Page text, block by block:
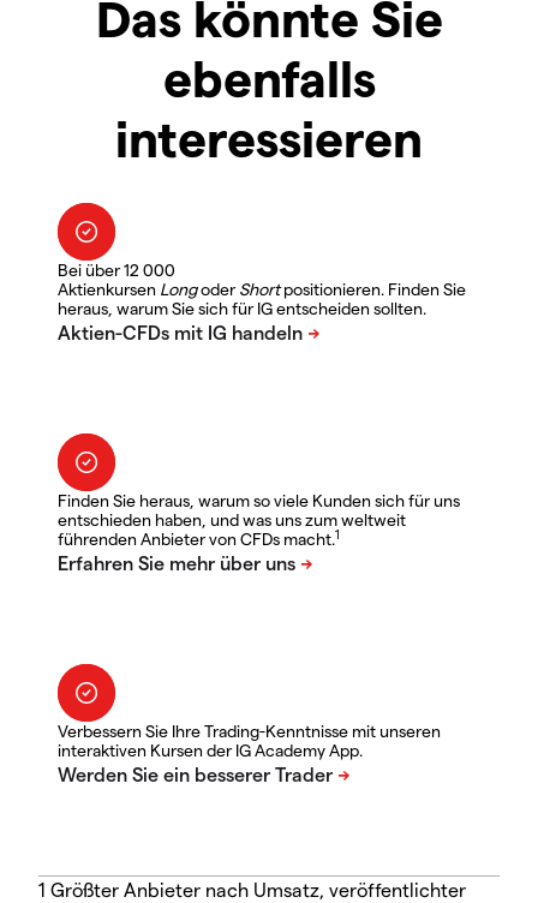
Das könnte Sie
ebenfalls
interessieren
Bei über 12 000
Aktienkursen LongoderShortpositionieren. Finden Sie
heraus, warum Sie sich für IG entscheiden sollten.
Finden Sie heraus, warum so viele Kunden sich für uns
entschieden haben, und was uns zum weltweit
führenden Anbieter von CFDs macht.1
Verbessern Sie Ihre Trading-Kenntnisse mit unseren
interaktiven Kursen der IG Academy App.
1 Größter Anbieter nach Umsatz, veröffentlichter